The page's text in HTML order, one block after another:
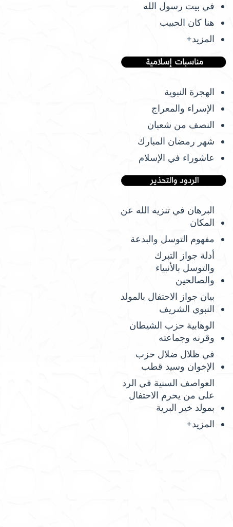
في بيت رسول الله
هنا كان الحبيب
المزيد+
الهجرة النبوية
الإسراء والمعراج
النصف من شعبان
شهر رمضان المبارك
عاشوراء في الإسلام
البرهان في تنزيه الله عن
المكان
مفهوم التوسل والبدعة
أدلة جواز التبرك
والتوسل بالأنبياء
والصالحين
بيان جواز الاحتفال بالمولد
النبوي الشريف
الوهابية حزب الشيطان
وقرنه وجماعته
في ظلال ضلال حزب
الإخوان وسيد قطب
العواصف السنية في الرد
على من يحرم الاحتفال
بمولد خير البرية
المزيد+